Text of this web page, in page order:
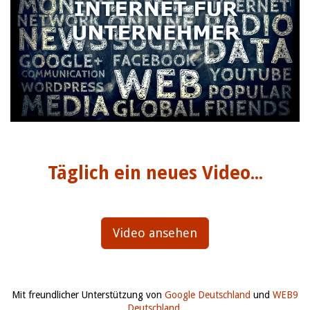
Täglich ein neues Video...
Video ansehen
Mit freundlicher Unterstützung von Google Deutschland und WEB9